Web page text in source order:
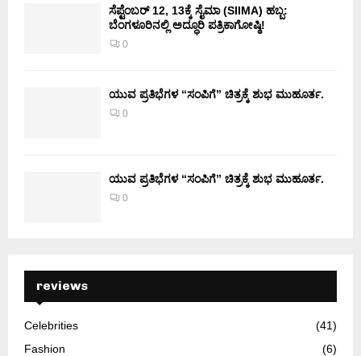
ಸೆಪ್ಟೆಂಬರ್ 12, 13ಕ್ಕೆ ಸೈಮಾ (SIIMA) ಹಬ್ಬ:
ಬೆಂಗಳೂರಿನಲ್ಲಿ ಅದ್ಧೂರಿ ಪತ್ರಿಕಾಗೋಷ್ಠಿ!
0
ಯುವ ಪ್ರತಿಭೆಗಳ “ಸಂಪಿಗೆ” ಚಿತ್ರಕ್ಕೆ ಶುಭ ಮುಹೂರ್ತ.
0
ಯುವ ಪ್ರತಿಭೆಗಳ “ಸಂಪಿಗೆ” ಚಿತ್ರಕ್ಕೆ ಶುಭ ಮುಹೂರ್ತ.
0
reviews
Celebrities
(41)
Fashion
(6)